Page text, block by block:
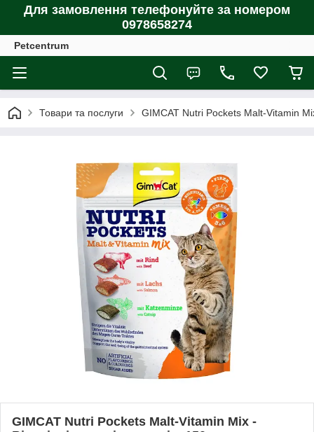
Для замовлення телефонуйте за номером
0978658274
Petcentrum
Товари та послуги GIMCAT Nutri Pockets Malt-Vitamin
GIMCAT Nutri Pockets Malt-Vitamin Mix -